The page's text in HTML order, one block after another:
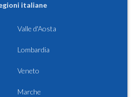
italiane
Valle d'Aosta
Lombardia
Veneto
Marche